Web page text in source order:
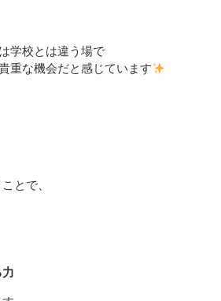
学校とは違う場で
重な機会だと感じています
とで、